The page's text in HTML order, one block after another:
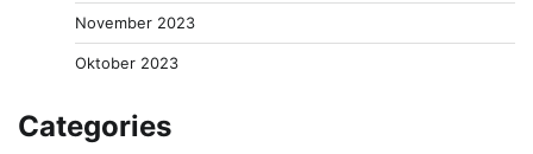
November 2023
Oktober 2023
Categories